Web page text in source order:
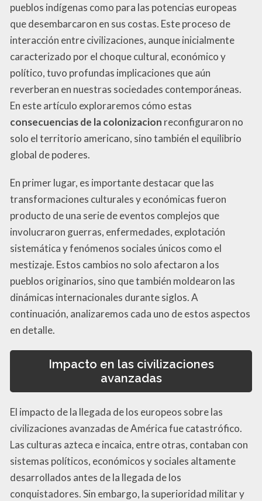
pueblos indígenas como para las potencias europeas
que desembarcaron en sus costas. Este proceso de
interacción entre civilizaciones, aunque inicialmente
caracterizado por el choque cultural, económico y
político, tuvo profundas implicaciones que aún
reverberan en nuestras sociedades contemporáneas.
En este artículo exploraremos cómo estas
consecuencias de la colonizacion reconfiguraron no
solo el territorio americano, sino también el equilibrio
global de poderes.
En primer lugar, es importante destacar que las
transformaciones culturales y económicas fueron
producto de una serie de eventos complejos que
involucraron guerras, enfermedades, explotación
sistemática y fenómenos sociales únicos como el
mestizaje. Estos cambios no solo afectaron a los
pueblos originarios, sino que también moldearon las
dinámicas internacionales durante siglos. A
continuación, analizaremos cada uno de estos aspectos
en detalle.
Impacto en las civilizaciones
avanzadas
El impacto de la llegada de los europeos sobre las
civilizaciones avanzadas de América fue catastrófico.
Las culturas azteca e incaica, entre otras, contaban con
sistemas políticos, económicos y sociales altamente
desarrollados antes de la llegada de los
conquistadores. Sin embargo, la superioridad militar y